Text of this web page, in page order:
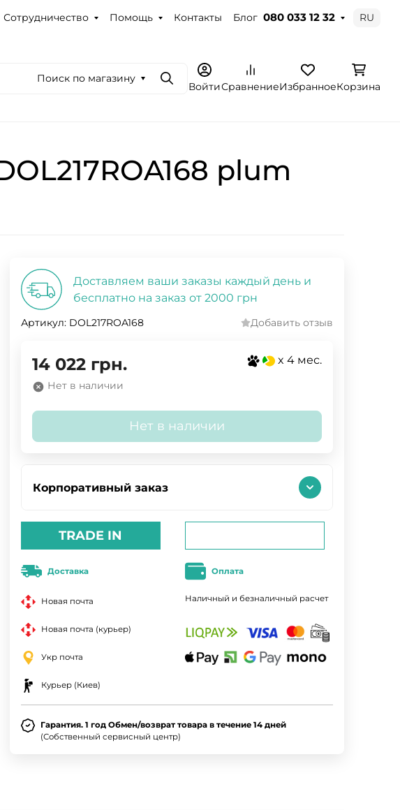
Сотрудничество Помощь Контакты Блог 080 033 12 32 RU
Поиск по магазину
ПоискВойтиСравнениеИзбранноеКорзина
plum
Доставляем ваши заказы каждый день и
бесплатно на заказ от 2000 грн
Артикул: DOL217ROA168 Добавить отзыв
14 022 грн. x 4 мес.
Нет в наличии
Нет в наличии
Корпоративный заказ
TRADE IN
Доставка
Новая почта
Новая почта (курьер)
Укр почта
Курьер (Киев)
Оплата
Наличный и безналичный расчет
Гарантия. 1 год Обмен/возврат товара в течение 14 дней
(Собственный сервисный центр)